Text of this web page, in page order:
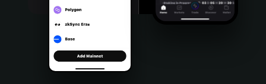
Português (Brasil)
Español (Argentina)